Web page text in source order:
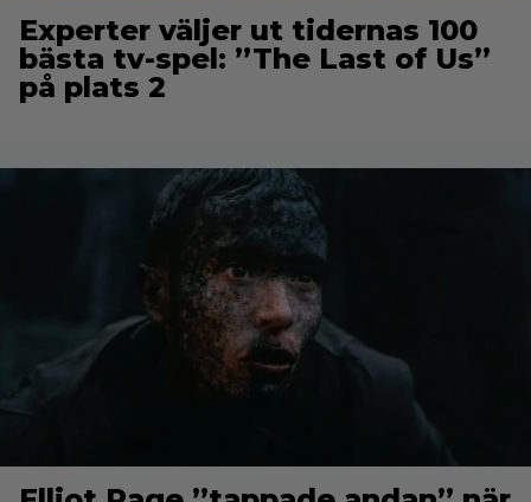
Experter väljer ut tidernas 100
bästa tv-spel: ”The Last of Us”
på plats 2